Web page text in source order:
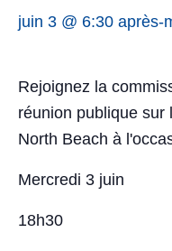
juin 3 @ 6:30 après-
Rejoignez la
réunion publique sur
North Beach à
Mercredi 3 juin
18h30